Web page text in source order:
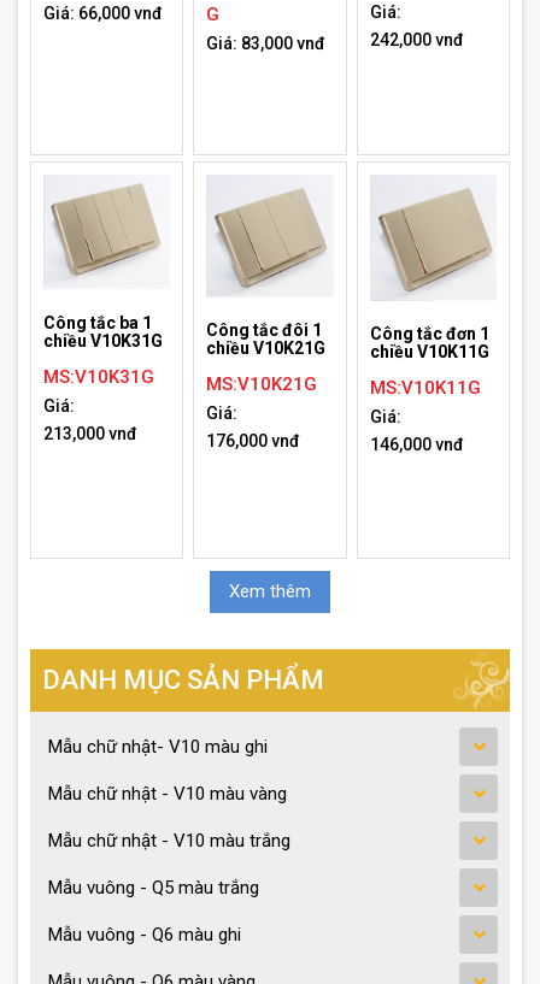
Giá: 66,000 vnđ
G
Giá: 83,000 vnđ
Giá:
242,000 vnđ
Công tắc ba 1
chiều V10K31G
MS:V10K31G
Giá:
213,000 vnđ
Công tắc đôi 1
chiều V10K21G
MS:V10K21G
Giá:
176,000 vnđ
Công tắc đơn 1
chiều V10K11G
MS:V10K11G
Giá:
146,000 vnđ
Xem thêm
DANH MỤC SẢN PHẨM
Mẫu chữ nhật- V10 màu ghi
Mẫu chữ nhật - V10 màu vàng
Mẫu chữ nhật - V10 màu trắng
Mẫu vuông - Q5 màu trắng
Mẫu vuông - Q6 màu ghi